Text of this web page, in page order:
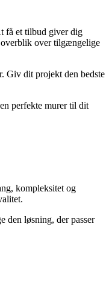
få et tilbud giver dig
overblik over tilgængelige
Giv dit projekt den bedste
perfekte murer til dit
kompleksitet og
den løsning, der passer